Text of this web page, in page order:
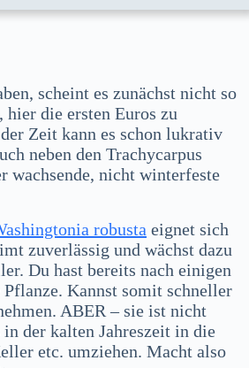
scheint es zunächst nicht so
hier die ersten Euros zu
Zeit kann es schon lukrativ
neben den Trachycarpus
wachsende, nicht winterfeste
robusta eignet sich
zuverlässig und wächst dazu
Du hast bereits nach einigen
Kannst somit schneller
ABER – sie ist nicht
der kalten Jahreszeit in die
etc. umziehen. Macht also